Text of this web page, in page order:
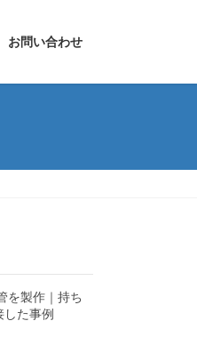
お問い合わせ
を製作｜持ち
た事例